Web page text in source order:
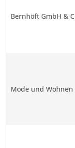
Bernhöft GmbH &
Mode und Wohnen